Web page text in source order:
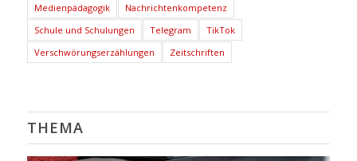
Medienpädagogik
Nachrichtenkompetenz
Schule und Schulungen
Telegram
TikTok
Verschwörungserzählungen
Zeitschriften
THEMA